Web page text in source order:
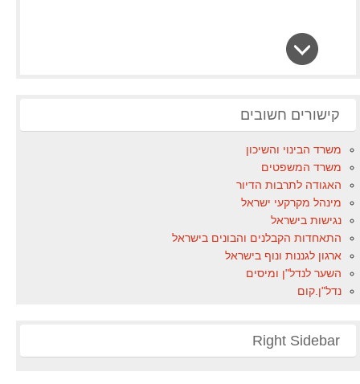
קישורים חשובים
משרד הבינוי והשיכון
משרד המשפטים
האגודה לתרבות הדיור
מינהל מקרקעי ישראל
נגישות בישראל
התאחדות הקבלנים והבונים בישראל
ארגון לגננות ונוף בישראל
השער לנדל"ן ומיסים
נדל"ן.קום
Right Sidebar